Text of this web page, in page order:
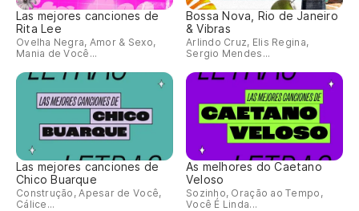
Las mejores canciones de
Rita Lee
Ovelha Negra, Amor & Sexo,
Mania de Você...
Bossa Nova, Rio de Janeiro
& Vibras
Arlindo Cruz, Elis Regina,
Sergio Mendes...
Las mejores canciones de
Chico Buarque
Construção, Apesar de Você,
Cálice...
As melhores do Caetano
Veloso
Sozinho, Oração ao Tempo,
Você É Linda...